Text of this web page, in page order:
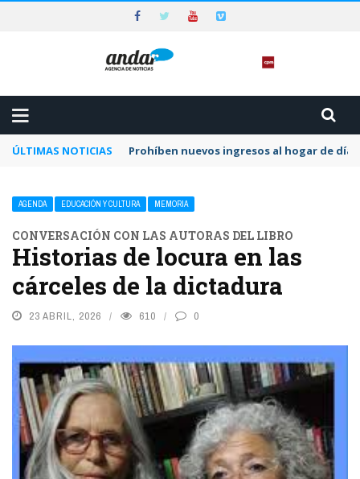
ÚLTIMAS NOTICIAS Prohíben nuevos ingresos al hogar de día
AGENDA EDUCACIÓN Y CULTURA MEMORIA
CONVERSACIÓN CON LAS AUTORAS DEL LIBRO
Historias de locura en las
cárceles de la dictadura
23 ABRIL, 2026 610 0